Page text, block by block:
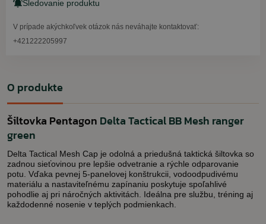
Sledovanie produktu
V prípade akýchkoľvek otázok nás neváhajte kontaktovať:
+421222205997
O produkte
Šiltovka Pentagon Delta Tactical BB Mesh ranger
green
Delta Tactical Mesh Cap je odolná a priedušná taktická šiltovka so
zadnou sieťovinou pre lepšie odvetranie a rýchle odparovanie
potu. Vďaka pevnej 5-panelovej konštrukcii, vodoodpudivému
materiálu a nastaviteľnému zapínaniu poskytuje spoľahlivé
pohodlie aj pri náročných aktivitách. Ideálna pre službu, tréning aj
každodenné nosenie v teplých podmienkach.